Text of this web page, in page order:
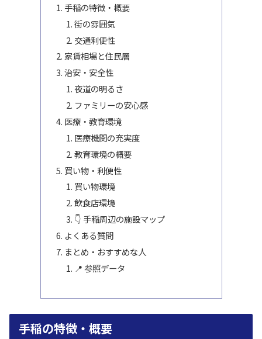
手稲の特徴・概要
街の雰囲気
交通利便性
家賃相場と住民層
治安・安全性
夜道の明るさ
ファミリーの安心感
医療・教育環境
医療機関の充実度
教育環境の概要
買い物・利便性
買い物環境
飲食店環境
👇 手稲周辺の施設マップ
よくある質問
まとめ・おすすめな人
📍 参照データ
手稲の特徴・概要